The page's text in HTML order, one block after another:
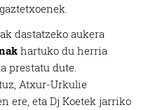
dastatzeko aukera
hartuko du herria
prestatu dute.
Atxur-Urkulie
ere, eta Dj Koetek jarriko